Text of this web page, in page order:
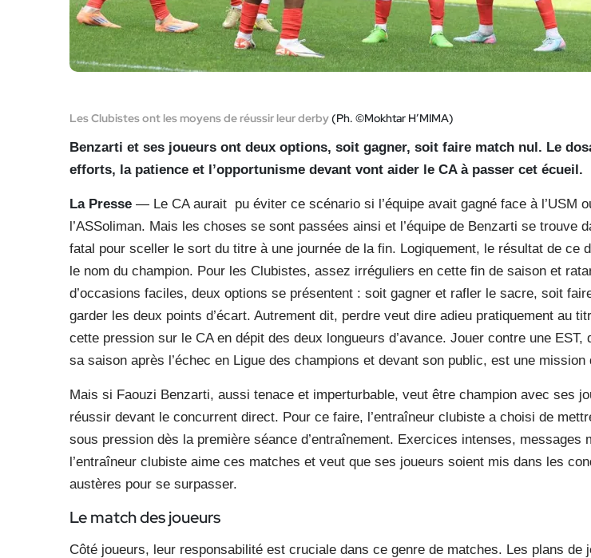
Les Clubistes ont les moyens de réussir leur derby(Ph. ©Mokhtar H’MIMA)
Benzarti et ses joueurs ont deux options, soit gagner, soit faire match nul. Le
efforts, la patience et l’opportunisme devant vont aider le CA à passer cet écueil.
La Presse — Le CA aurait pu éviter ce scénario si l’équipe avait gagné face à l’USM
l’ASSoliman. Mais les choses se sont passées ainsi et l’équipe de Benzarti se trouve
fatal pour sceller le sort du titre à une journée de la fin. Logiquement, le résultat de ce
le nom du champion. Pour les Clubistes, assez irréguliers en cette fin de saison et
d’occasions faciles, deux options se présentent : soit gagner et rafler le sacre, soit
garder les deux points d’écart. Autrement dit, perdre veut dire adieu pratiquement au
cette pression sur le CA en dépit des deux longueurs d’avance. Jouer contre une EST,
sa saison après l’échec en Ligue des champions et devant son public, est une mission
Mais si Faouzi Benzarti, aussi tenace et imperturbable, veut être champion avec ses
réussir devant le concurrent direct. Pour ce faire, l’entraîneur clubiste a choisi de
sous pression dès la première séance d’entraînement. Exercices intenses, messages
l’entraîneur clubiste aime ces matches et veut que ses joueurs soient mis dans les
austères pour se surpasser.
Le match des joueurs
Côté joueurs, leur responsabilité est cruciale dans ce genre de matches. Les plans de